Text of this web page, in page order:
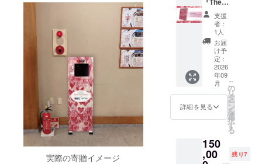
実際の寄贈イメージ
になる
場合が
ござい
ます
方、も
しく
は、オ
ンライ
ンでご
一緒で
きる方
1回の収
録は、
20〜30
分 ・収
録場
所： 株
エスク
リエイ
ト 〒
とエネ
ルギー
を体験
して頂
けま
す。
【作品
の制作
からお
届けま
での流
れ】 ご
支援確
作家で
ある橘
ナオキ
終了後
1ヶ月以
内。 ※
メール
アドレ
スをお
間違え
の無い
ように
ご入力
くださ
い。 ※
この支
1,000
円、
3,000
Birth』
の実物
大レプ
リカ
（複製
画）』
ミリオ
ンハー
トプロ
ジェク
トの象
徴でも
ある作
品『The
Birth』
（橘ナ
オキ
支援
者：
1人
お届
け予
定：
2026
年09
月
詳細を見る
こ
の
リ
タ
ー
ン
を
選
択
す
る
150
,00 残り7